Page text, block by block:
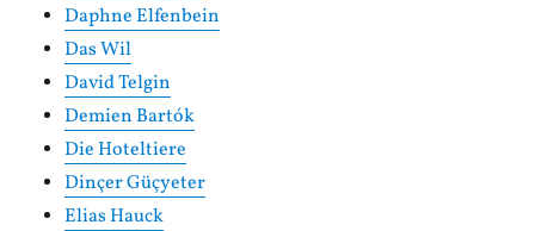
Daphne Elfenbein
Das Wil
David Telgin
Demien Bartók
Die Hoteltiere
Dinçer Güçyeter
Elias Hauck